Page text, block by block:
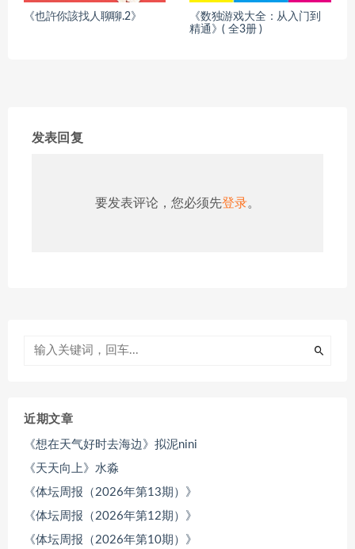
《也許你該找人聊聊.2》
《数独游戏大全：从入门到
精通》( 全3册 )
发表回复
要发表评论，您必须先登录。
近期文章
《想在天气好时去海边》拟泥nini
《天天向上》水淼
《体坛周报（2026年第13期）》
《体坛周报（2026年第12期）》
《体坛周报（2026年第10期）》